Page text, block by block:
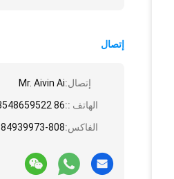
إتصال
إتصال:Mr. Aivin Ai
الهاتف ::86 13548659522
الفاكس:808